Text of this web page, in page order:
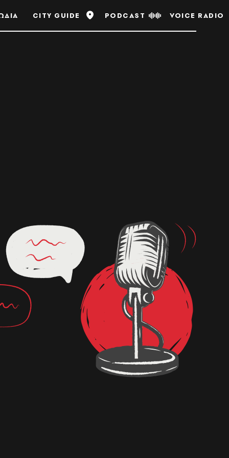
CITY GUIDE PODCAST VOICE RADIO